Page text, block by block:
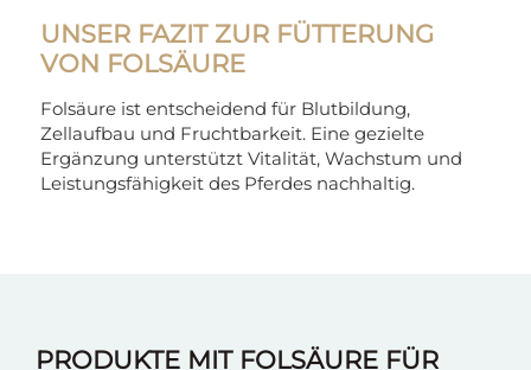
UNSER FAZIT ZUR FÜTTERUNG
VON FOLSÄURE
Folsäure ist entscheidend für Blutbildung,
Zellaufbau und Fruchtbarkeit. Eine gezielte
Ergänzung unterstützt Vitalität, Wachstum und
Leistungsfähigkeit des Pferdes nachhaltig.
PRODUKTE MIT FOLSÄURE FÜR